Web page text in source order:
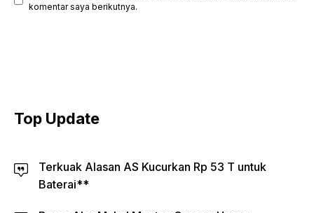
komentar saya berikutnya.
Top Update
Terkuak Alasan AS Kucurkan Rp 53 T untuk
Baterai**